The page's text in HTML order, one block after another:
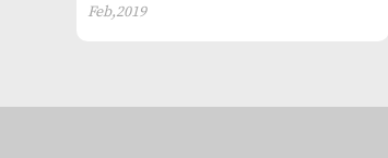
Feb,2019